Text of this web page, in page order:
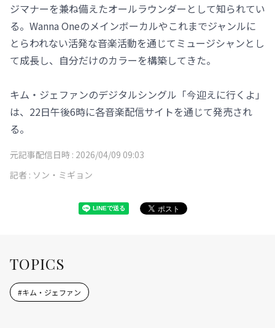
ジマナーを兼ね備えたオールラウンダーとして知られてい
る。Wanna Oneのメインボーカルやこれまでジャンルに
とらわれない活発な音楽活動を通じてミュージシャンとし
て成長し、自分だけのカラーを構築してきた。
キム・ジェファンのデジタルシングル「今迎えに行くよ」
は、22日午後6時に各音楽配信サイトを通じて発売され
る。
元記事配信日時 : 2026/04/09 09:03
記者 : ソン・ミギョン
TOPICS
#キム・ジェファン